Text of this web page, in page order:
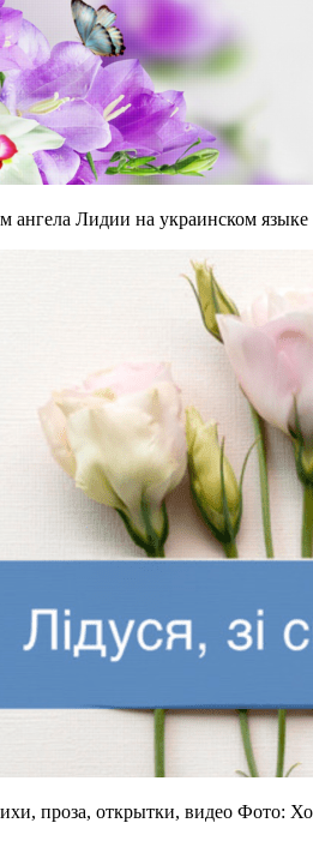
ангела Лидии на украинском
проза, открытки, видео Фото: